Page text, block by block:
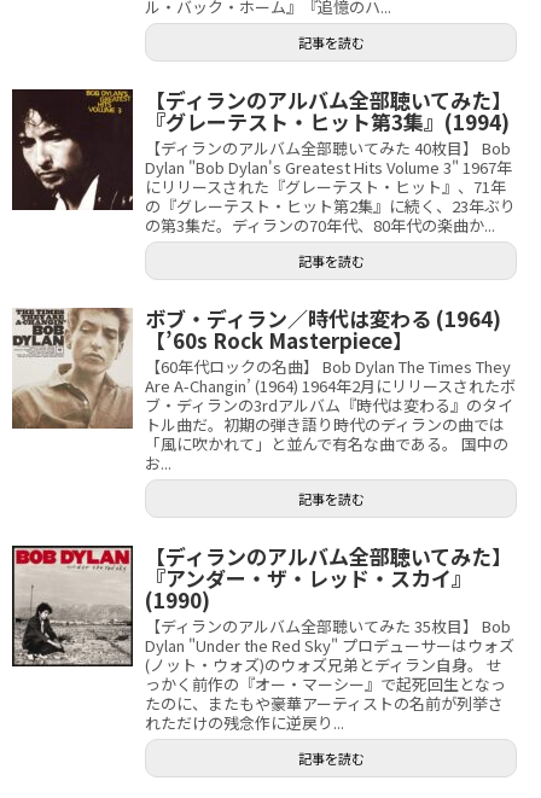
ル・バック・ホーム』『追憶のハ...
記事を読む
【ディランのアルバム全部聴いてみた】
『グレーテスト・ヒット第3集』(1994)
【ディランのアルバム全部聴いてみた 40枚目】 Bob
Dylan "Bob Dylan's Greatest Hits Volume 3" 1967年
にリリースされた『グレーテスト・ヒット』、71年
の『グレーテスト・ヒット第2集』に続く、23年ぶり
の第3集だ。ディランの70年代、80年代の楽曲か...
記事を読む
ボブ・ディラン／時代は変わる (1964)
【’60s Rock Masterpiece】
【60年代ロックの名曲】 Bob Dylan The Times They
Are A-Changin’ (1964) 1964年2月にリリースされたボ
ブ・ディランの3rdアルバム『時代は変わる』のタイ
トル曲だ。初期の弾き語り時代のディランの曲では
「風に吹かれて」と並んで有名な曲である。 国中の
お...
記事を読む
【ディランのアルバム全部聴いてみた】
『アンダー・ザ・レッド・スカイ』
(1990)
【ディランのアルバム全部聴いてみた 35枚目】 Bob
Dylan "Under the Red Sky" プロデューサーはウォズ
(ノット・ウォズ)のウォズ兄弟とディラン自身。 せ
っかく前作の『オー・マーシー』で起死回生となっ
たのに、またもや豪華アーティストの名前が列挙さ
れただけの残念作に逆戻り...
記事を読む